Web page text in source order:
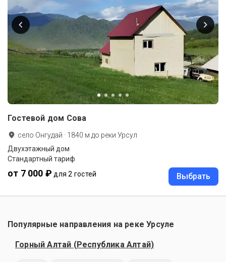
Гостевой дом Сова
село Онгудай · 1840 м до реки Урсул
Двухэтажный дом
Стандартный тариф
от 7 000 ₽ для 2 гостей Выбрать
Популярные направления на реке Урсуле
Горный Алтай (Республика Алтай)